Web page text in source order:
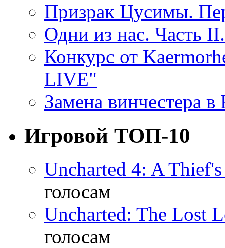
Призрак Цусимы.
Одни из нас. Часть
Конкурс от
LIVE"
Замена винчестера
Игровой ТОП-10
Uncharted 4: A
голосам
Uncharted: The Lost
голосам